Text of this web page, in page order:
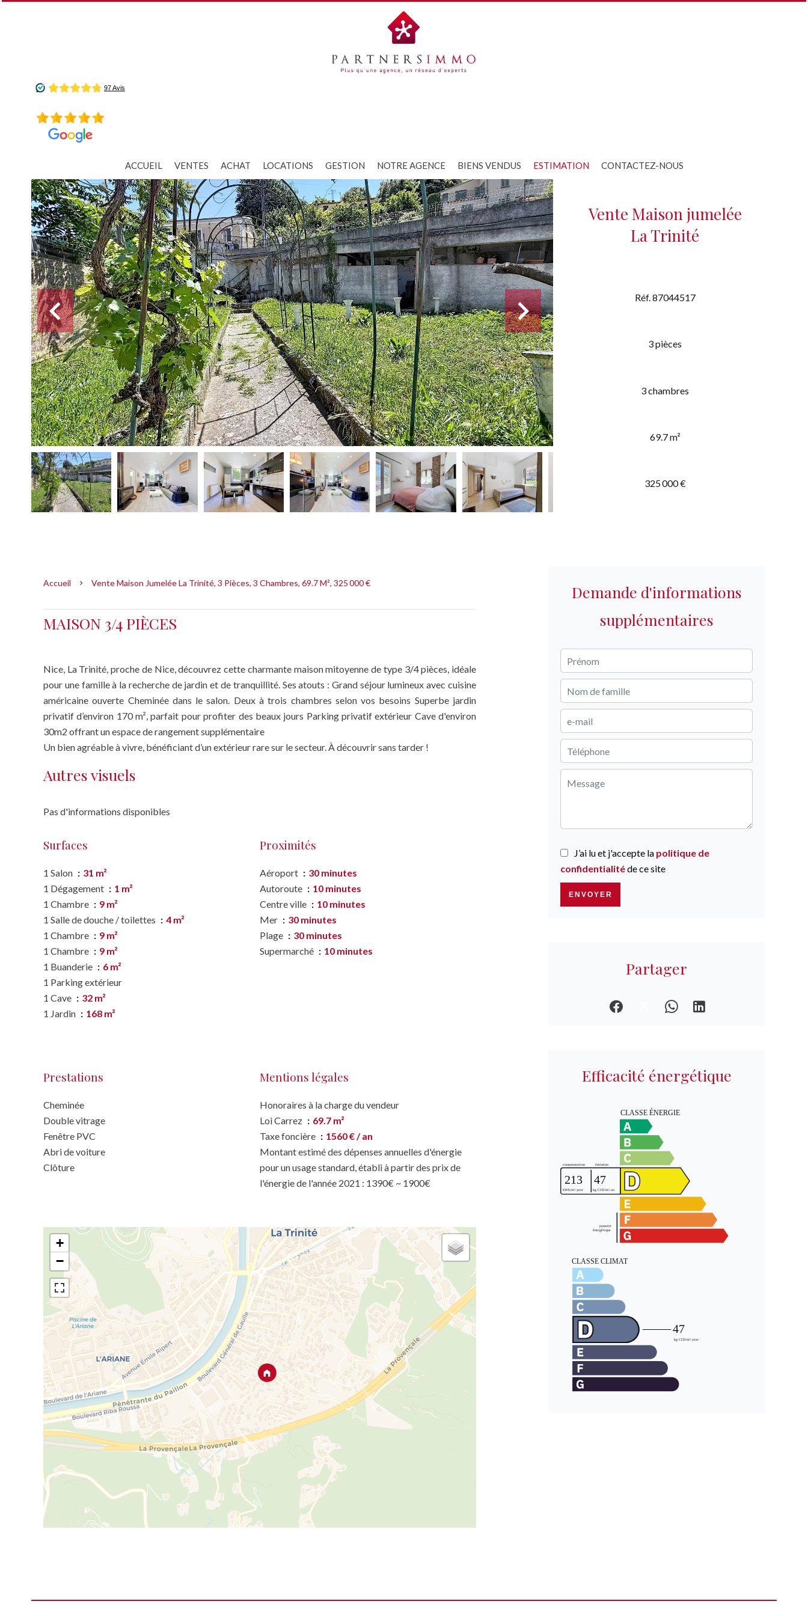
ACCUEIL VENTES ACHAT LOCATIONS GESTION NOTRE AGENCE BIENS VENDUS ESTIMATION CONTACTEZ-NOUS
Vente Maison jumelée
La Trinité
Réf. 87044517
3 pièces
3 chambres
69.7 m²
325 000 €
Accueil Vente Maison Jumelée La Trinité, 3 Pièces, 3 Chambres, 69.7 M², 325 000 €
MAISON 3/4 PIÈCES
Nice, La Trinité, proche de Nice, découvrez cette charmante maison mitoyenne de type 3/4 pièces, idéale
pour une famille à la recherche de jardin et de tranquillité. Ses atouts : Grand séjour lumineux avec cuisine
américaine ouverte Cheminée dans le salon. Deux à trois chambres selon vos besoins Superbe jardin
privatif d’environ 170 m², parfait pour profiter des beaux jours Parking privatif extérieur Cave d'environ
30m2 offrant un espace de rangement supplémentaire
Un bien agréable à vivre, bénéficiant d’un extérieur rare sur le secteur. À découvrir sans tarder !
Autres visuels
Pas d'informations disponibles
Surfaces
1 Salon
31 m²
1 Dégagement
1 m²
1 Chambre
9 m²
1 Salle de douche / toilettes
4 m²
1 Chambre
9 m²
1 Chambre
9 m²
1 Buanderie
6 m²
1 Parking extérieur
1 Cave
32 m²
1 Jardin
168 m²
Proximités
Aéroport
30 minutes
Autoroute
10 minutes
Centre ville
10 minutes
Mer
30 minutes
Plage
30 minutes
Supermarché
10 minutes
Prestations
Cheminée
Double vitrage
Fenêtre PVC
Abri de voiture
Clôture
Mentions légales
Honoraires à la charge du vendeur
Loi Carrez
69.7 m²
Taxe foncière
1560 € / an
Montant estimé des dépenses annuelles d'énergie
pour un usage standard, établi à partir des prix de
l'énergie de l'année 2021 : 1390€ ~ 1900€
+
−
Demande d'informations
supplémentaires
J’ai lu et j'accepte la politique de
confidentialitéde ce site
ENVOYER
Partager
Efficacité énergétique